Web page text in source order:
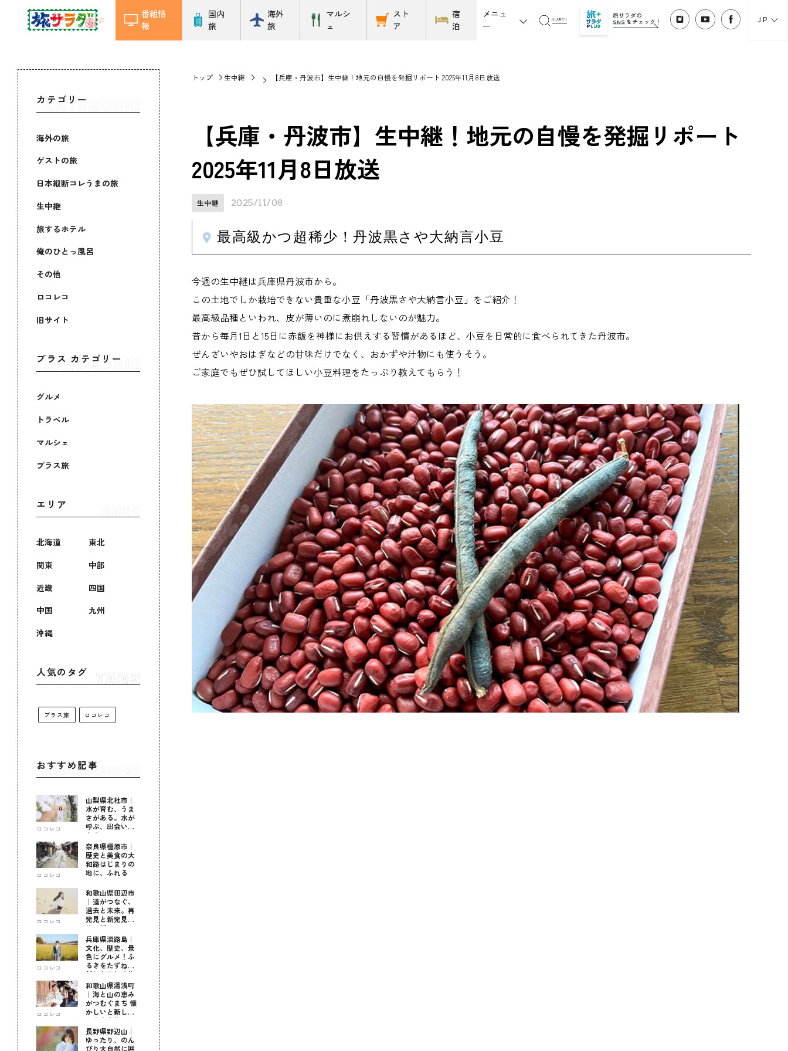
番組情
報
国内
旅
海外
旅
マルシ
ェ
スト
ア
宿
泊
メニュ
ー
旅サラダの
SNS をチェック！ JP
カテゴリー
海外の旅
ゲストの旅
日本縦断コレうまの旅
生中継
旅するホテル
俺のひとっ風呂
その他
ロコレコ
旧サイト
プラス カテゴリー
グルメ
トラベル
マルシェ
プラス旅
エリア
北海道
東北
関東
中部
近畿
四国
中国
九州
沖縄
人気のタグ
プラス旅 ロコレコ
おすすめ記事
ロコレコ
山梨県北杜市｜
水が育む、うま
さがある。水が
呼ぶ、出会いが
ある。
ロコレコ
奈良県橿原市｜
歴史と美食の大
和路はじまりの
地に、ふれる
ロコレコ
和歌山県田辺市
｜道がつなぐ、
過去と未来。再
発見と新発見の
待つ街へ
ロコレコ
兵庫県淡路島｜
文化、歴史、景
色にグルメ！ふ
るきをたずねて
新しきを知る旅
ロコレコ
和歌山県湯浅町
｜海と山の恵み
がつむぐまち 懐
かしいと新しい
に出会う旅
長野県野辺山｜
ゆったり、のん
びり大自然に囲
トップ 生中継 【兵庫・丹波市】生中継！地元の自慢を発掘リポート 2025年11月8日放送
【兵庫・丹波市】生中継！地元の自慢を発掘リポート
2025年11月8日放送
生中継 2025/11/08
最高級かつ超稀少！丹波黒さや大納言小豆
今週の生中継は兵庫県丹波市から。
この土地でしか栽培できない貴重な小豆「丹波黒さや大納言小豆」をご紹介！
最高級品種といわれ、皮が薄いのに煮崩れしないのが魅力。
昔から毎月1日と15日に赤飯を神様にお供えする習慣があるほど、小豆を日常的に食べられてきた丹波市。
ぜんざいやおはぎなどの甘味だけでなく、おかずや汁物にも使うそう。
ご家庭でもぜひ試してほしい小豆料理をたっぷり教えてもらう！